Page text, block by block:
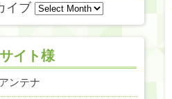
イブ
イト様
ンテナ